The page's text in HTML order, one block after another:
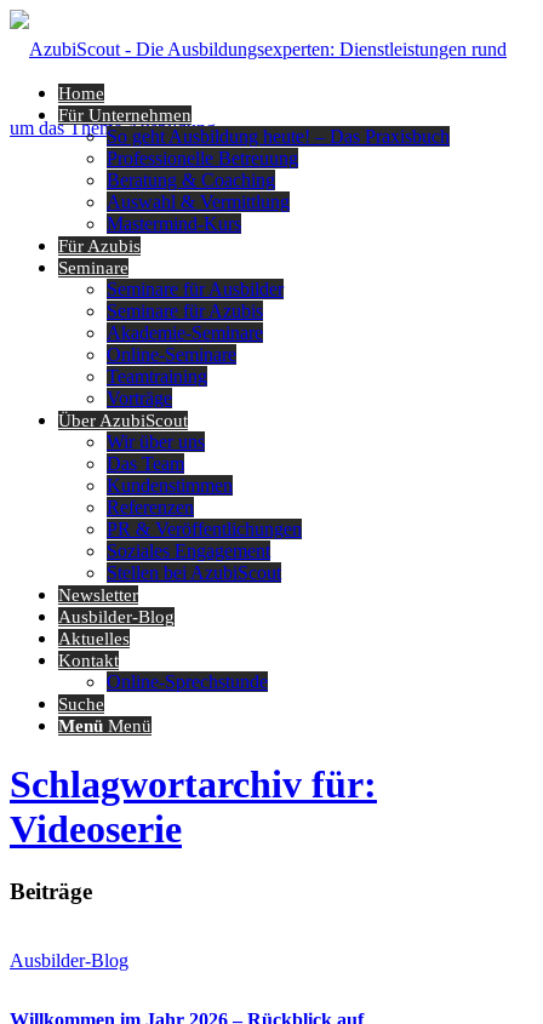
Home
Für Unternehmen
So geht Ausbildung heute! – Das Praxisbuch
Professionelle Betreuung
Beratung & Coaching
Auswahl & Vermittlung
Mastermind-Kurs
Für Azubis
Seminare
Seminare für Ausbilder
Seminare für Azubis
Akademie-Seminare
Online-Seminare
Teamtraining
Vorträge
Über AzubiScout
Wir über uns
Das Team
Kundenstimmen
Referenzen
PR & Veröffentlichungen
Soziales Engagement
Stellen bei AzubiScout
Newsletter
Ausbilder-Blog
Aktuelles
Kontakt
Online-Sprechstunde
Suche
Menü Menü
Schlagwortarchiv für:
Videoserie
Beiträge
Ausbilder-Blog
Willkommen im Jahr 2026 – Rückblick auf